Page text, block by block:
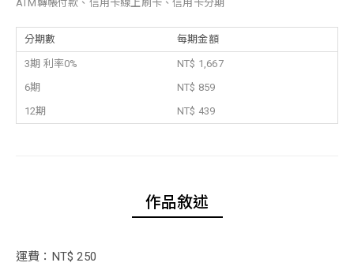
ATM轉帳付款、信用卡線上刷卡、信用卡分期
分期數 每期金額
3期 利率0%
NT$ 1,667
6期
NT$ 859
12期
NT$ 439
作品敘述
運費：NT$ 250